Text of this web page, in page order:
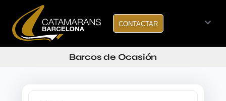
CONTACTAR
Barcos de Ocasión